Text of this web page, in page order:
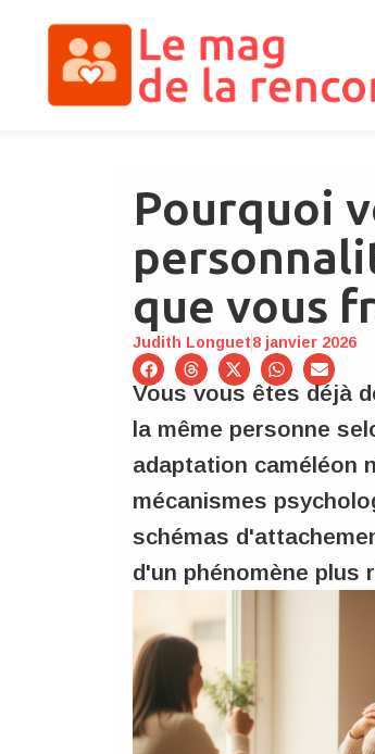
Pourquoi
que vous
Judith Longuet8 janvier 2026
Vous vous êtes déjà
la même personne
adaptation caméléon
mécanismes
schémas
d'un phénomène plus